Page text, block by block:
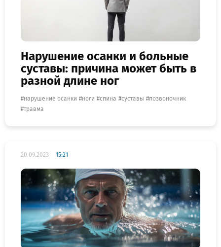
Нарушение осанки и больные
суставы: причина может быть в
разной длине ног
нарушение осанки ноги спина суставы
позвоночник
травма
20.09.2023 15:21